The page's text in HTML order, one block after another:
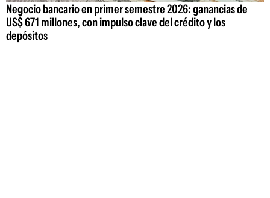
Negocio bancario en primer semestre 2026: ganancias de
US$ 671 millones, con impulso clave del crédito y los
depósitos